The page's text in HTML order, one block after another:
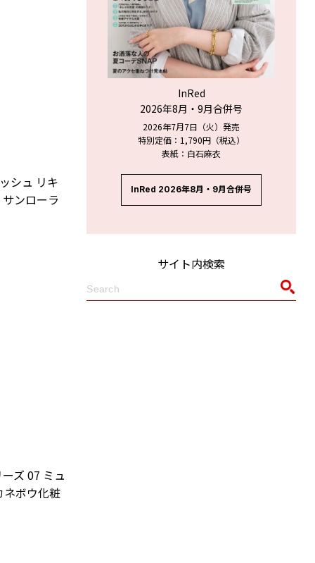
シュ リキ
ンローラ
ズ 07 ミュ
ネボウ化粧
InRed
2026年8月・9月合併号
2026年7月7日（火）発売
特別定価：1,790円（税込）
表紙：白石麻衣
InRed 2026年8月・9月合併号
サイト内検索